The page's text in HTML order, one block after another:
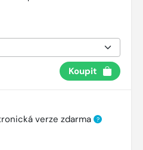
Koupit
verze zdarma ?